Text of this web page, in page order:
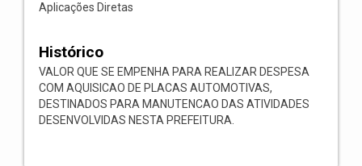
Aplicações Diretas
Histórico
VALOR QUE SE EMPENHA PARA REALIZAR DESPESA
COM AQUISICAO DE PLACAS AUTOMOTIVAS,
DESTINADOS PARA MANUTENCAO DAS ATIVIDADES
DESENVOLVIDAS NESTA PREFEITURA.